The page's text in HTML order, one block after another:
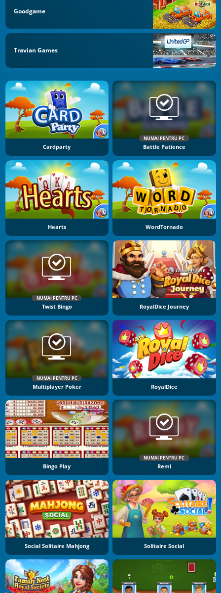
Goodgame
Travian Games
Cardparty
NUMAI PENTRU PC
Battle Patience
Hearts WordTornado
NUMAI PENTRU PC
Twist Bingo RoyalDice Journey
NUMAI PENTRU PC
Multiplayer Poker RoyalDice
Bingo Play
NUMAI PENTRU PC
Remi
Social Solitaire Mahjong Solitaire Social